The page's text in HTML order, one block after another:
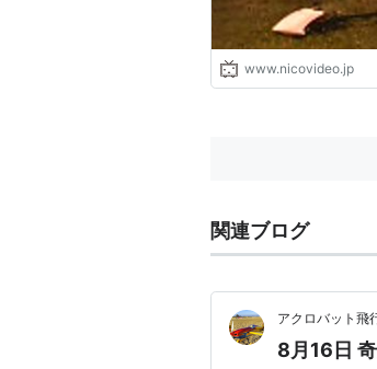
www.nicovideo.jp
関連ブログ
アクロバット飛
8月16日